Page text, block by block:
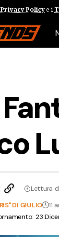
Privacy Policye i
23
DI GIULIO 11
Lettura